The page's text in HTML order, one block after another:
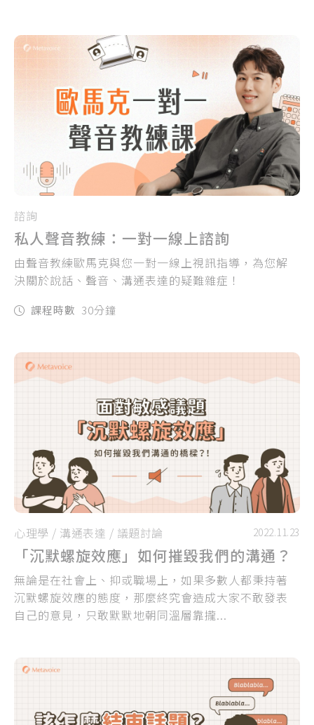
諮詢
私人聲音教練：一對一線上諮詢
由聲音教練歐馬克與您一對一線上視訊指導，為您解
決關於說話、聲音、溝通表達的疑難雜症！
課程時數 30分鐘
心理學 / 溝通表達 / 議題討論 2022.11.23
「沉默螺旋效應」如何摧毀我們的溝通？
無論是在社會上、抑或職場上，如果多數人都秉持著
沉默螺旋效應的態度，那麼終究會造成大家不敢發表
自己的意見，只敢默默地朝同溫層靠攏...